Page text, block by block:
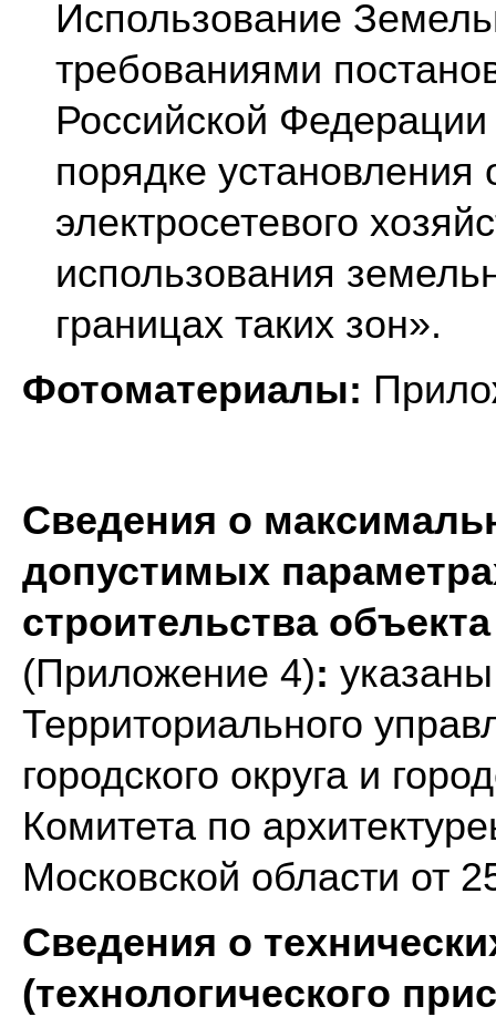
Использование
требованиями
Российской
порядке
электросетевого
использования
границах таких зон».
Фотоматериалы:
Сведения о
допустимых
строительства
(Приложение 4):
Территориального
городского округа и
Комитета по
Московской области от
Сведения о
(технологического